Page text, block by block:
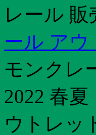
レール
ール ア
モンクレ
2022 春
ウトレッ